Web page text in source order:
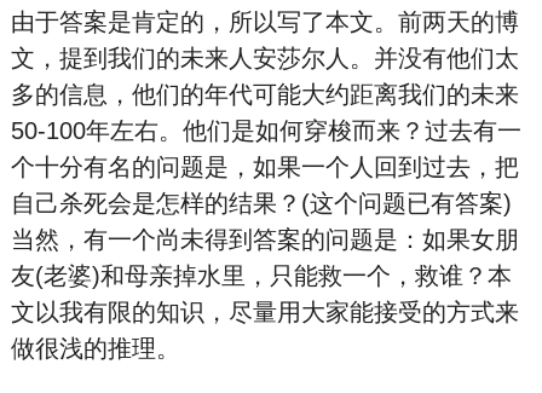
由于答案是肯定的，所以写了本文。前两天的博
文，提到我们的未来人安莎尔人。并没有他们太
多的信息，他们的年代可能大约距离我们的未来
50-100年左右。他们是如何穿梭而来？过去有一
个十分有名的问题是，如果一个人回到过去，把
自己杀死会是怎样的结果？(这个问题已有答案)
当然，有一个尚未得到答案的问题是：如果女朋
友(老婆)和母亲掉水里，只能救一个，救谁？本
文以我有限的知识，尽量用大家能接受的方式来
做很浅的推理。